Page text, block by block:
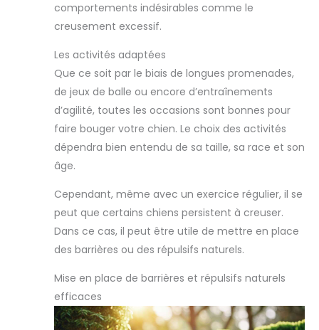
comportements indésirables comme le
creusement excessif.
Les activités adaptées
Que ce soit par le biais de longues promenades,
de jeux de balle ou encore d’entraînements
d’agilité, toutes les occasions sont bonnes pour
faire bouger votre chien. Le choix des activités
dépendra bien entendu de sa taille, sa race et son
âge.
Cependant, même avec un exercice régulier, il se
peut que certains chiens persistent à creuser.
Dans ce cas, il peut être utile de mettre en place
des barrières ou des répulsifs naturels.
Mise en place de barrières et répulsifs naturels
efficaces